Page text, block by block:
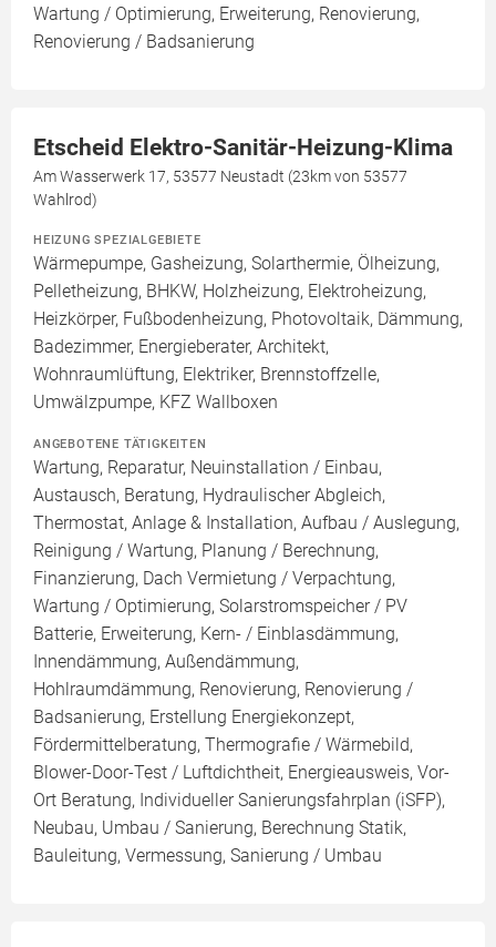
Wartung / Optimierung, Erweiterung, Renovierung,
Renovierung / Badsanierung
Etscheid Elektro-Sanitär-Heizung-Klima
Am Wasserwerk 17, 53577 Neustadt (23km von 53577
Wahlrod)
HEIZUNG SPEZIALGEBIETE
Wärmepumpe, Gasheizung, Solarthermie, Ölheizung,
Pelletheizung, BHKW, Holzheizung, Elektroheizung,
Heizkörper, Fußbodenheizung, Photovoltaik, Dämmung,
Badezimmer, Energieberater, Architekt,
Wohnraumlüftung, Elektriker, Brennstoffzelle,
Umwälzpumpe, KFZ Wallboxen
ANGEBOTENE TÄTIGKEITEN
Wartung, Reparatur, Neuinstallation / Einbau,
Austausch, Beratung, Hydraulischer Abgleich,
Thermostat, Anlage & Installation, Aufbau / Auslegung,
Reinigung / Wartung, Planung / Berechnung,
Finanzierung, Dach Vermietung / Verpachtung,
Wartung / Optimierung, Solarstromspeicher / PV
Batterie, Erweiterung, Kern- / Einblasdämmung,
Innendämmung, Außendämmung,
Hohlraumdämmung, Renovierung, Renovierung /
Badsanierung, Erstellung Energiekonzept,
Fördermittelberatung, Thermografie / Wärmebild,
Blower-Door-Test / Luftdichtheit, Energieausweis, Vor-
Ort Beratung, Individueller Sanierungsfahrplan (iSFP),
Neubau, Umbau / Sanierung, Berechnung Statik,
Bauleitung, Vermessung, Sanierung / Umbau